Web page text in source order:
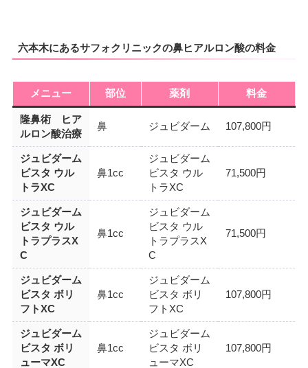
六本木にあるサフォクリニックの鼻ヒアルロン酸の料金
メニュー 部位 薬剤 料金
隆鼻術 ヒア
ルロン酸治療
鼻 ジュビダーム 107,800円
ジュビダーム
ビスタ ウル
トラXC
鼻1cc
ジュビダーム
ビスタ ウル
トラXC
71,500円
ジュビダーム
ビスタ ウル
トラプラスX
C
鼻1cc
ジュビダーム
ビスタ ウル
トラプラスX
C
71,500円
ジュビダーム
ビスタ ボリ
フトXC
鼻1cc
ジュビダーム
ビスタ ボリ
フトXC
107,800円
ジュビダーム
ビスタ ボリ
ューマXC
鼻1cc
ジュビダーム
ビスタ ボリ
ューマXC
107,800円